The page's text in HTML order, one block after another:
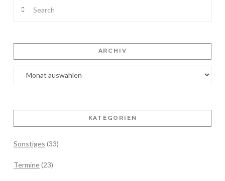
ARCHIV
Archiv
KATEGORIEN
Sonstiges (33)
Termine(23)